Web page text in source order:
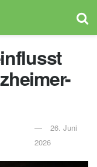
26. Juni
2026